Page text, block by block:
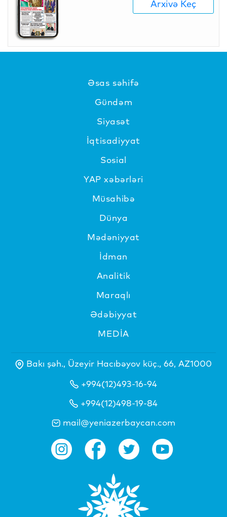
Arxivə Keç
Əsas səhifə
Gündəm
Siyasət
İqtisadiyyat
Sosial
YAP xəbərləri
Müsahibə
Dünya
Mədəniyyat
İdman
Analitik
Maraqlı
Ədəbiyyat
MEDİA
Bakı şəh., Üzeyir Hacıbəyov küç., 66, AZ1000
+994(12)493-16-94
+994(12)498-19-84
mail@yeniazerbaycan.com